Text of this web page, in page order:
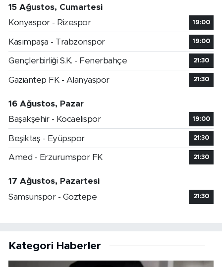
15 Ağustos, Cumartesi
Konyaspor - Rizespor
19:00
Kasımpaşa - Trabzonspor 19:00
Gençlerbirliği S.K. - Fenerbahçe 21:30
Gaziantep FK - Alanyaspor 21:30
16 Ağustos, Pazar
Başakşehir - Kocaelispor
19:00
Beşiktaş - Eyüpspor 21:30
Amed - Erzurumspor FK 21:30
17 Ağustos, Pazartesi
Samsunspor - Göztepe
21:30
Kategori Haberler